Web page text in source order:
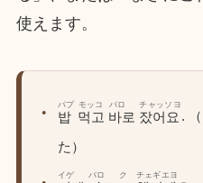
使えます。
밥
パプ
먹고
モッコ
바로
バロ
잤어요
チャッソヨ
. （ご飯を食べてすぐ寝まし
た）
イゲ バロ ク チェギエヨ